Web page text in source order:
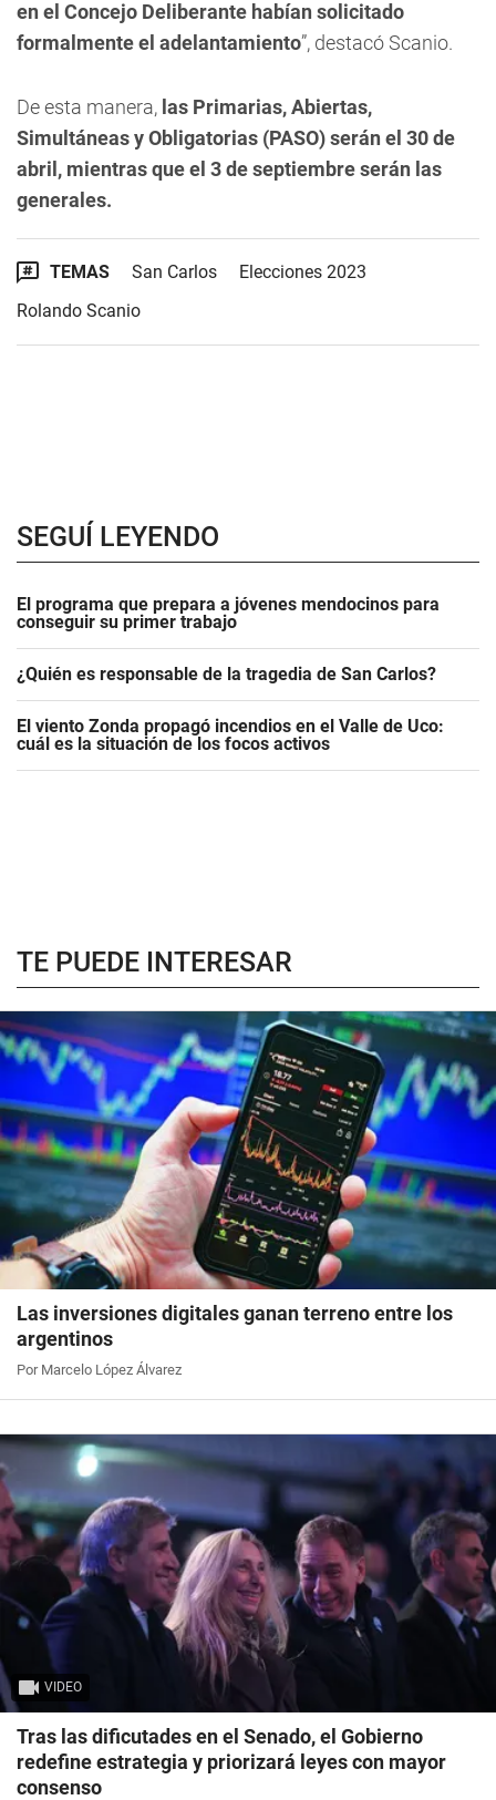
en el Concejo Deliberante habían solicitado
formalmente el adelantamiento”, destacó Scanio.
De esta manera, las Primarias, Abiertas,
Simultáneas y Obligatorias (PASO) serán el 30 de
abril, mientras que el 3 de septiembre serán las
generales.
TEMAS San Carlos
Elecciones 2023
Rolando Scanio
SEGUÍ LEYENDO
El programa que prepara a jóvenes mendocinos para
conseguir su primer trabajo
¿Quién es responsable de la tragedia de San Carlos?
El viento Zonda propagó incendios en el Valle de Uco:
cuál es la situación de los focos activos
TE PUEDE INTERESAR
Las inversiones digitales ganan terreno entre los
argentinos
Por Marcelo López Álvarez
VIDEO
Tras las dificutades en el Senado, el Gobierno
redefine estrategia y priorizará leyes con mayor
consenso